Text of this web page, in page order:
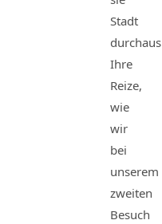
Stadt
durchaus
Ihre
Reize,
wie
wir
bei
unserem
zweiten
Besuch